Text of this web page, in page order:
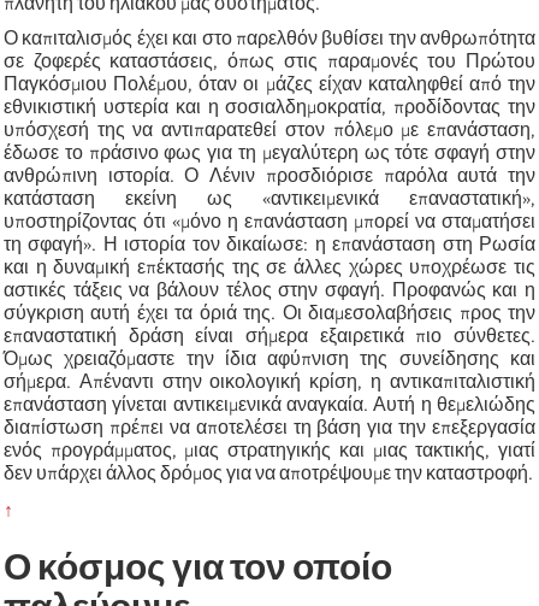
Ο καπιταλισμός έχει και στο παρελθόν βυθίσει την ανθρωπότητα
σε ζοφερές καταστάσεις, όπως στις παραμονές του Πρώτου
Παγκόσμιου Πολέμου, όταν οι μάζες είχαν καταληφθεί από την
εθνικιστική υστερία και η σοσιαλδημοκρατία, προδίδοντας την
υπόσχεσή της να αντιπαρατεθεί στον πόλεμο με επανάσταση,
έδωσε το πράσινο φως για τη μεγαλύτερη ως τότε σφαγή στην
ανθρώπινη ιστορία. Ο Λένιν προσδιόρισε παρόλα αυτά την
κατάσταση εκείνη ως «αντικειμενικά επαναστατική»,
υποστηρίζοντας ότι «μόνο η επανάσταση μπορεί να σταματήσει
τη σφαγή». Η ιστορία τον δικαίωσε: η επανάσταση στη Ρωσία
και η δυναμική επέκτασής της σε άλλες χώρες υποχρέωσε τις
αστικές τάξεις να βάλουν τέλος στην σφαγή. Προφανώς και η
σύγκριση αυτή έχει τα όριά της. Οι διαμεσολαβήσεις προς την
επαναστατική δράση είναι σήμερα εξαιρετικά πιο σύνθετες.
Όμως χρειαζόμαστε την ίδια αφύπνιση της συνείδησης και
σήμερα. Απέναντι στην οικολογική κρίση, η αντικαπιταλιστική
επανάσταση γίνεται αντικειμενικά αναγκαία. Αυτή η θεμελιώδης
διαπίστωση πρέπει να αποτελέσει τη βάση για την επεξεργασία
ενός προγράμματος, μιας στρατηγικής και μιας τακτικής, γιατί
δεν υπάρχει άλλος δρόμος για να αποτρέψουμε την καταστροφή.
↑
Ο κόσμος για τον οποίο